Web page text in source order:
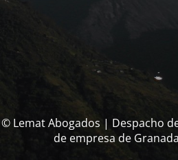
© Lemat Abogados | Despacho
de empresa de